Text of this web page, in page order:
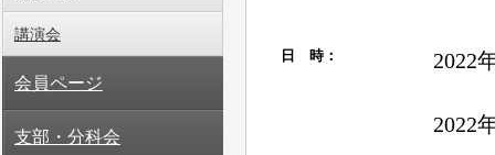
講演会
会員ページ
支部・分科会